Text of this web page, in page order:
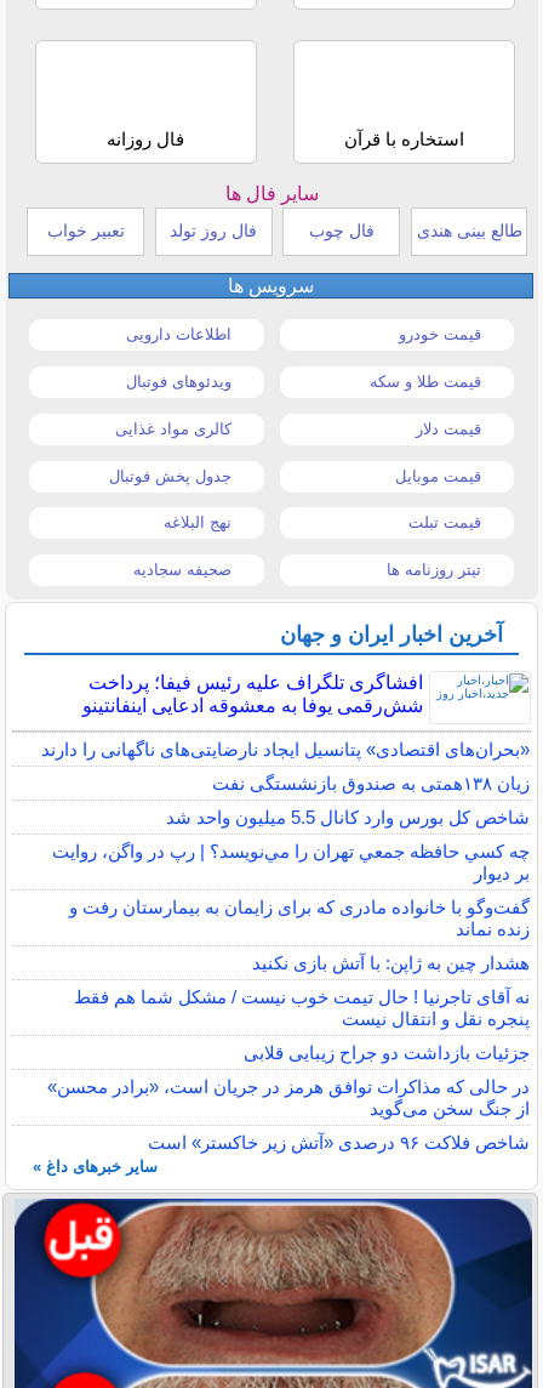
استخاره با قرآن فال روزانه
سایر فال ها
طالع بینی هندی فال چوب فال روز تولد تعبیر خواب
سرویس ها
قیمت خودرو اطلاعات دارویی
قیمت طلا و سکه ویدئوهای فوتبال
قیمت دلار کالری مواد غذایی
قیمت موبایل جدول پخش فوتبال
قیمت تبلت نهج البلاغه
تیتر روزنامه ها صحیفه سجادیه
آخرین اخبار ایران و جهان
افشاگری تلگراف علیه رئیس فیفا؛ پرداخت
شش‌رقمی یوفا به معشوقه ادعایی اینفانتینو
«بحران‌های اقتصادی» پتانسیل ایجاد نارضایتی‌های ناگهانی را دارند
زیان ۱۳۸همتی به صندوق بازنشستگی نفت
شاخص کل بورس وارد کانال 5.5 میلیون واحد شد
چه كسي حافظه جمعي تهران را مي‌نويسد؟ | رپ در واگن، روايت
بر ديوار
گفت‌وگو با خانواده مادری که برای زایمان به بیمارستان رفت و
زنده نماند
هشدار چین به ژاپن: با آتش بازی نکنید
نه آقای تاجرنیا ! حال تیمت خوب نیست / مشکل شما هم فقط
پنجره نقل و انتقال نیست
جزئیات بازداشت دو جراح زیبایی قلابی
در حالی که مذاکرات توافق هرمز در جریان است، «برادر محسن»
از جنگ سخن می‌گوید
شاخص فلاکت ۹۶ درصدی «آتش زیر خاکستر» است
سایر خبرهای داغ »